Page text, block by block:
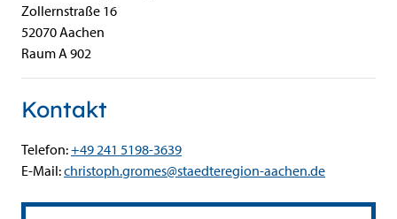
Zollernstraße 16
52070Aachen
Raum A 902
Kontakt
Telefon:+49 241 5198-3639
E-Mail:christoph.gromes@staedteregion-aachen.de